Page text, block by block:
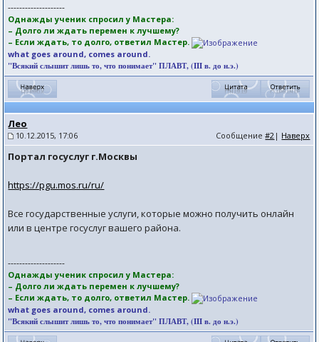
--------------------
Однажды ученик спросил у Мастера:
– Долго ли ждать перемен к лучшему?
– Если ждать, то долго, ответил Мастер.
what goes around, comes around.
"Всякий слышит лишь то, что понимает" ПЛАВТ, (III в. до н.э.)
Лео
10.12.2015, 17:06 Сообщение#2 | Наверх
Портал госуслуг г.Москвы
https://pgu.mos.ru/ru/
Все государственные услуги, которые можно получить онлайн
или в центре госуслуг вашего района.
--------------------
Однажды ученик спросил у Мастера:
– Долго ли ждать перемен к лучшему?
– Если ждать, то долго, ответил Мастер.
what goes around, comes around.
"Всякий слышит лишь то, что понимает" ПЛАВТ, (III в. до н.э.)